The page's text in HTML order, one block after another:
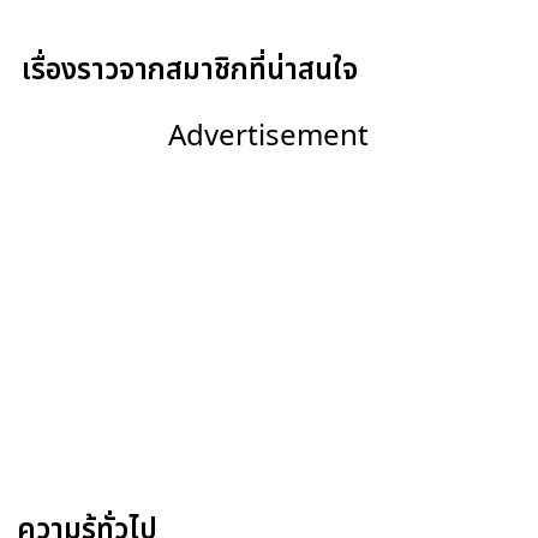
เรื่องราวจากสมาชิกที่น่าสนใจ
Advertisement